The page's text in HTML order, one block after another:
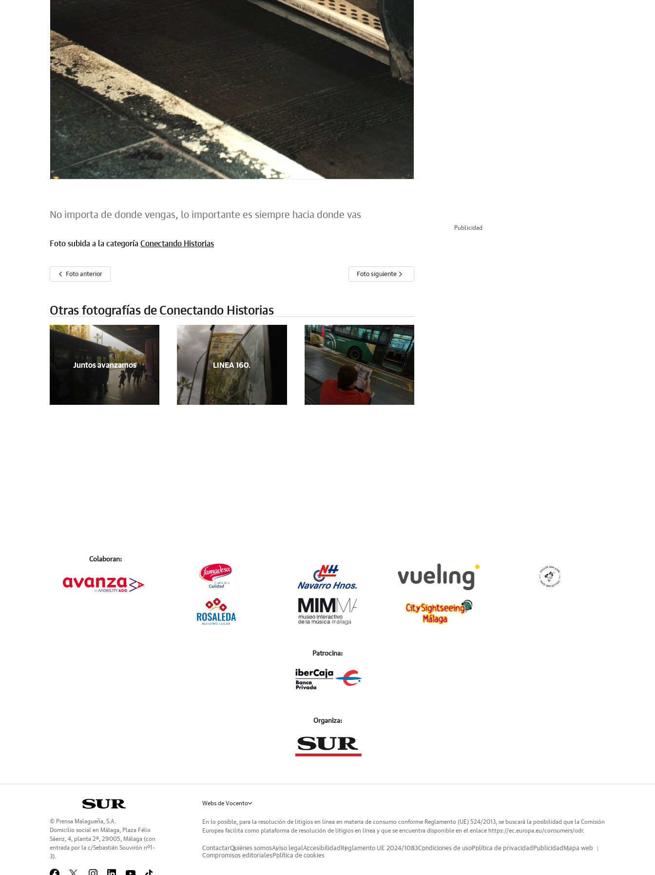
No importa de donde vengas, lo importante es siempre hacia donde vas
Foto subida a la categoría Conectando Historias
Foto anterior Foto siguiente
Otras fotografías de Conectando Historias
Juntos avanzamos LINEA 160.
Publicidad
Colaboran:
Patrocina:
Organiza:
© Prensa Malagueña, S.A.
Domicilio social en Málaga, Plaza Félix
Sáenz, 4, planta 2ª, 29005, Málaga (con
entrada por la c/Sebastián Souvirón nº1-
3).
Webs de Vocento
En lo posible, para la resolución de litigios en línea en materia de consumo conforme Reglamento (UE) 524/2013, se buscará la posibilidad que la Comisión
Europea facilita como plataforma de resolución de litigios en línea y que se encuentra disponible en el enlace https://ec.europa.eu/consumers/odr.
ContactarQuiénes somosAviso legalAccesibilidad Reglamento UE 2024/1083Condiciones de usoPolítica de privacidad Publicidad Mapa web
Compromisos editorialesPolítica de cookies